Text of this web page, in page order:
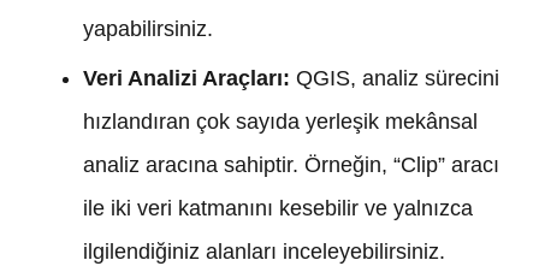
yapabilirsiniz.
Veri Analizi Araçları: QGIS, analiz sürecini
hızlandıran çok sayıda yerleşik mekânsal
analiz aracına sahiptir. Örneğin, “Clip” aracı
ile iki veri katmanını kesebilir ve yalnızca
ilgilendiğiniz alanları inceleyebilirsiniz.